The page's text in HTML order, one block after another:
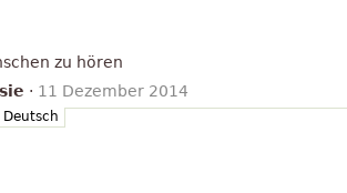
zu hören
· 11 Dezember 2014
Deutsch